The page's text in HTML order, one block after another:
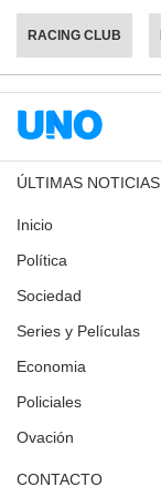
RACING CLUB
ÚLTIMAS NOTICIAS
Inicio
Política
Sociedad
Series y Películas
Economia
Policiales
Ovación
CONTACTO